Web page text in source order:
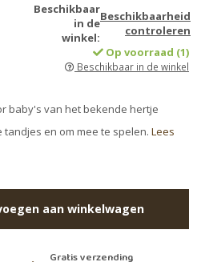
Beschikbaar
in de
winkel:
Beschikbaarheid
controleren
Op voorraad (1)
Beschikbaar in de winkel
baby's van het bekende hertje
en om mee te spelen. Lees
aan winkelwagen